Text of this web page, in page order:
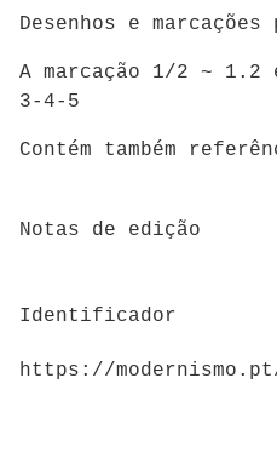
Desenhos e
A marcação 1/2 ~
3-4-5
Contém também
Notas de edição
Identificador
https://